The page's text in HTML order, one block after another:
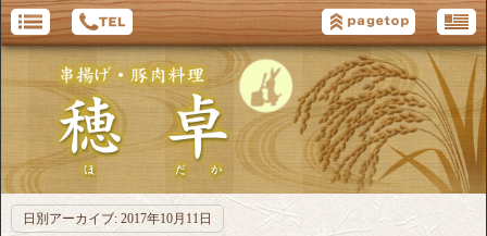
日別アーカイブ: 2017年10月11日